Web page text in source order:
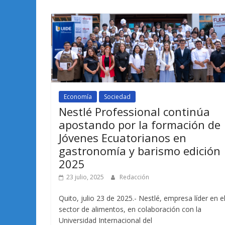
Economía Sociedad
Nestlé Professional continúa
apostando por la formación de
Jóvenes Ecuatorianos en
gastronomía y barismo edición
2025
23 julio, 2025 Redacción
Quito, julio 23 de 2025.- Nestlé, empresa líder en el
sector de alimentos, en colaboración con la
Universidad Internacional del